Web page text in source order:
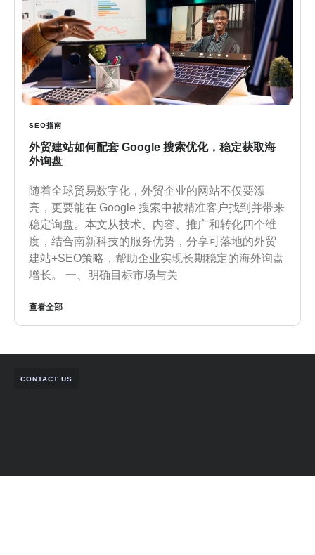
SEO指南
外贸建站如何配套 Google 搜索优化，稳定获取海
外询盘
随着全球贸易数字化，外贸企业的网站不仅要漂
亮，更要能在 Google 搜索中被精准客户找到并带来
稳定询盘。本文从技术、内容、推广和转化四个维
度，结合南新科技的服务优势，分享可落地的外贸
建站+SEO策略，帮助企业实现长期稳定的海外询盘
增长。 一、明确目标市场与关
查看全部
CONTACT US